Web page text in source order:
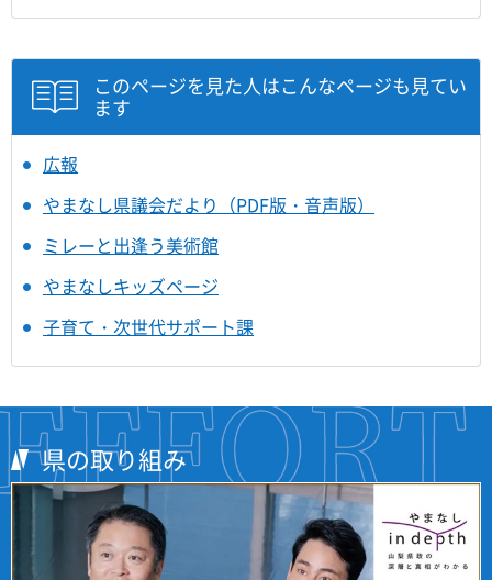
このページを見た人はこんなページも見てい
ます
広報
やまなし県議会だより（PDF版・音声版）
ミレーと出逢う美術館
やまなしキッズページ
子育て・次世代サポート課
県の取り組み